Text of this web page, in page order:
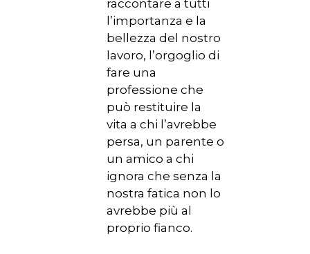
raccontare a tutti
l’importanza e la
bellezza del nostro
lavoro, l’orgoglio di
fare una
professione che
può restituire la
vita a chi l’avrebbe
persa, un parente o
un amico a chi
ignora che senza la
nostra fatica non lo
avrebbe più al
proprio fianco.
CHI SIAMO
NEWS
ANIMALE
NORMATIVA
CONTATTI